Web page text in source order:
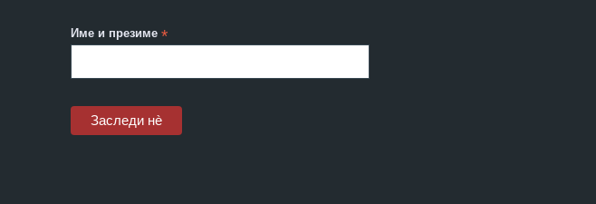
Име и презиме *